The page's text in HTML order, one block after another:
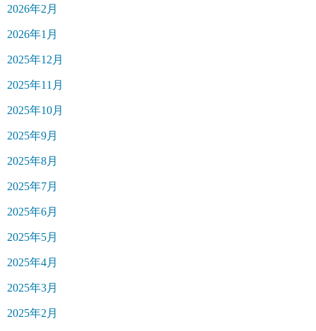
2026年2月
2026年1月
2025年12月
2025年11月
2025年10月
2025年9月
2025年8月
2025年7月
2025年6月
2025年5月
2025年4月
2025年3月
2025年2月